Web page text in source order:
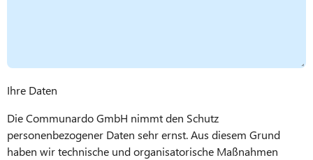
Ihre Daten
Die Communardo GmbH nimmt den Schutz
personenbezogener Daten sehr ernst. Aus diesem Grund
haben wir technische und organisatorische Maßnahmen